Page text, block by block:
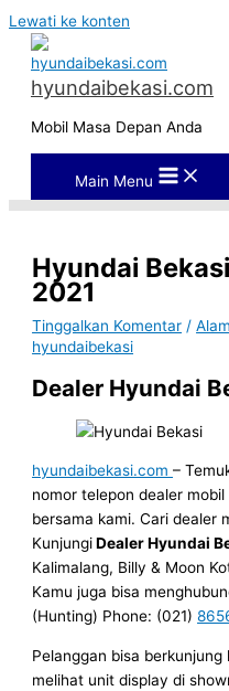
Lewati ke konten
hyundaibekasi.com
Mobil Masa Depan Anda
Main Menu
Hyundai
2021
Tinggalkan Komentar /
hyundaibekasi
Dealer Hyundai
hyundaibekasi.com–
nomor telepon dealer
bersama kami. Cari dealer
KunjungiDealer Hyundai
Kalimalang, Billy & Moon
Kamu juga bisa
(Hunting) Phone: (021)
Pelanggan bisa
melihat unit display di